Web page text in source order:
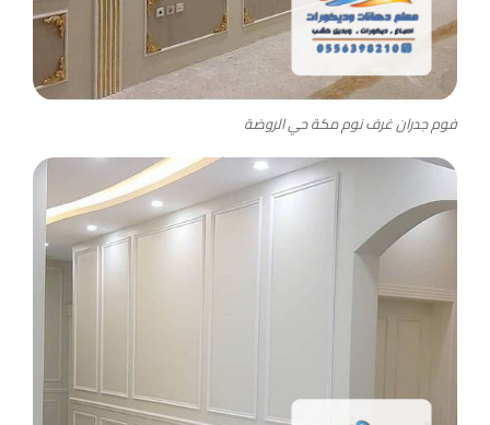
فوم جدران غرف نوم مكة حي الروضة